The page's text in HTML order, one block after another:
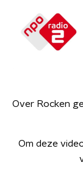
Over Rocken
Om deze